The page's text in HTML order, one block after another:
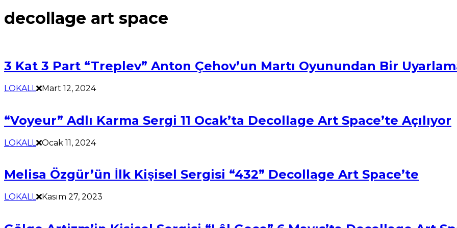
decollage art space
3 Kat 3 Part “Treplev” Anton Çehov’un Martı Oyunundan Bir
LOKALL Mart 12, 2024
“Voyeur” Adlı Karma Sergi 11 Ocak’ta Decollage Art Space’te Açılıyor
LOKALL Ocak 11, 2024
Melisa Özgür’ün İlk Kişisel Sergisi “432” Decollage Art Space’te
LOKALL Kasım 27, 2023